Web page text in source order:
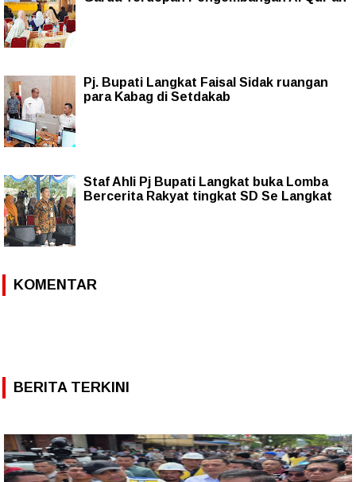
Pj. Bupati Langkat Faisal Sidak ruangan
para Kabag di Setdakab
Staf Ahli Pj Bupati Langkat buka Lomba
Bercerita Rakyat tingkat SD Se Langkat
KOMENTAR
BERITA TERKINI